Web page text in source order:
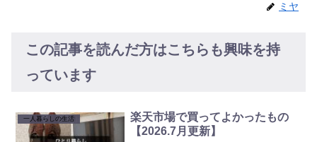
ミヤ
この記事を読んだ方はこちらも興味を持
っています
一人暮らしの生活
楽天市場で買ってよかったもの
【2026.7月更新】